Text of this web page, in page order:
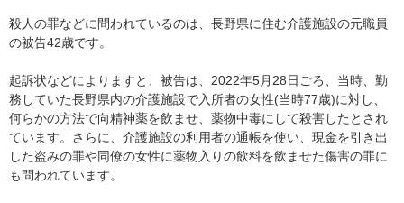
殺人の罪などに問われているのは、長野県に住む介護施設の元職員
の被告42歳です。
起訴状などによりますと、被告は、2022年5月28日ごろ、当時、勤
務していた長野県内の介護施設で入所者の女性(当時77歳)に対し、
何らかの方法で向精神薬を飲ませ、薬物中毒にして殺害したとされ
ています。さらに、介護施設の利用者の通帳を使い、現金を引き出
した盗みの罪や同僚の女性に薬物入りの飲料を飲ませた傷害の罪に
も問われています。